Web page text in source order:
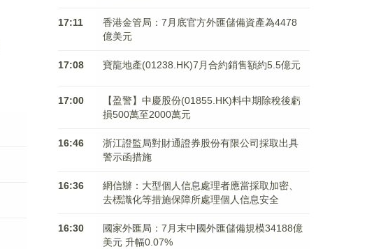
17:11
香港金管局：7月底官方外匯儲備資產為4478
億美元
17:08 寶龍地產(01238.HK)7月合約銷售額約5.5億元
17:00
【盈警】中慶股份(01855.HK)料中期除稅後虧
損500萬至2000萬元
16:46
浙江證監局對財通證券股份有限公司採取出具
警示函措施
16:36
網信辦：大型個人信息處理者應當採取加密、
去標識化等措施保障所處理個人信息安全
16:30
國家外匯局：7月末中國外匯儲備規模34188億
美元 升幅0.07%